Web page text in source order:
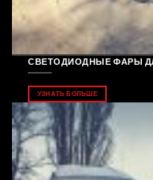
СВЕТОДИОДНЫЕ ФАРЫ ДЛЯ
УЗНАТЬ БОЛЬШЕ